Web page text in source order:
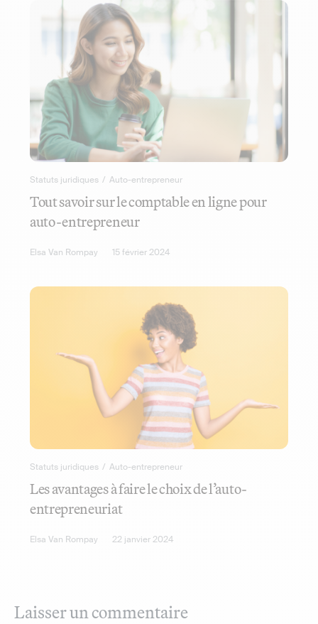
Statuts juridiques / Auto-entrepreneur
Tout savoir sur le comptable en ligne pour
auto-entrepreneur
Elsa Van Rompay 15 février 2024
Statuts juridiques / Auto-entrepreneur
Les avantages à faire le choix de l’auto-
entrepreneuriat
Elsa Van Rompay 22 janvier 2024
Laisser un commentaire